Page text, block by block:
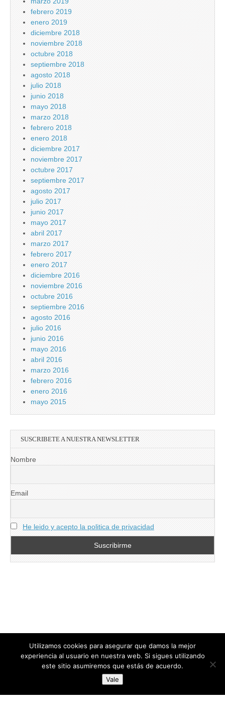
febrero 2019
enero 2019
diciembre 2018
noviembre 2018
octubre 2018
septiembre 2018
agosto 2018
julio 2018
junio 2018
mayo 2018
marzo 2018
febrero 2018
enero 2018
diciembre 2017
noviembre 2017
octubre 2017
septiembre 2017
agosto 2017
julio 2017
junio 2017
mayo 2017
abril 2017
marzo 2017
febrero 2017
enero 2017
diciembre 2016
noviembre 2016
octubre 2016
septiembre 2016
agosto 2016
julio 2016
junio 2016
mayo 2016
abril 2016
marzo 2016
febrero 2016
enero 2016
mayo 2015
SUSCRIBETE A NUESTRA NEWSLETTER
Nombre
Email
He leido y acepto la politica de privacidad
directoresdeseguridad.es
Diseñado por Centro Andaluz de Estudios y Entrenamiento
Utilizamos cookies para asegurar que damos la mejor
experiencia al usuario en nuestra web. Si sigues utilizando
este sitio asumiremos que estás de acuerdo.
Vale